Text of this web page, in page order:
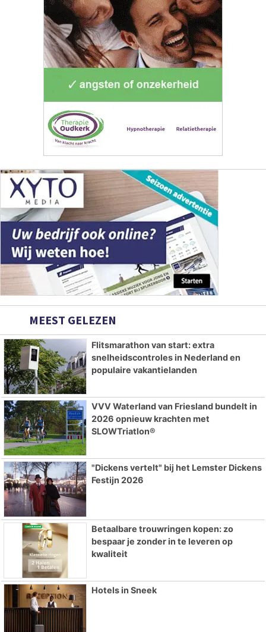
MEEST GELEZEN
Flitsmarathon van start: extra
snelheidscontroles in Nederland en
populaire vakantielanden
VVV Waterland van Friesland bundelt in
2026 opnieuw krachten met
SLOWTriatlon®
"Dickens vertelt" bij het Lemster Dickens
Festijn 2026
Betaalbare trouwringen kopen: zo
bespaar je zonder in te leveren op
kwaliteit
Hotels in Sneek